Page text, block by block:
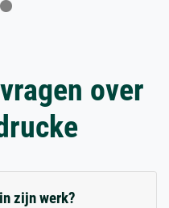
over
zijn werk?